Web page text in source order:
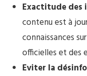
Exactitude des
contenu est à
connaissances
officielles et des
Eviter la